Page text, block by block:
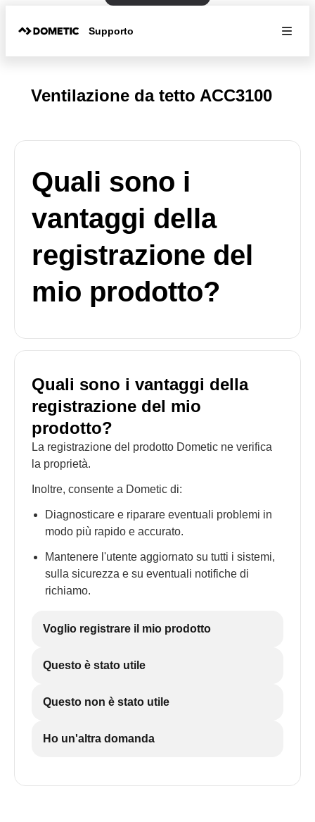
Supporto
Ventilazione da tetto ACC3100
Quali sono i
vantaggi della
registrazione del
mio prodotto?
Quali sono i vantaggi della
registrazione del mio
prodotto?
La registrazione del prodotto Dometic ne verifica
la proprietà.
Inoltre, consente a Dometic di:
Diagnosticare e riparare eventuali problemi in
modo più rapido e accurato.
Mantenere l'utente aggiornato su tutti i sistemi,
sulla sicurezza e su eventuali notifiche di
richiamo.
Voglio registrare il mio prodotto
Questo è stato utile
Questo non è stato utile
Ho un'altra domanda